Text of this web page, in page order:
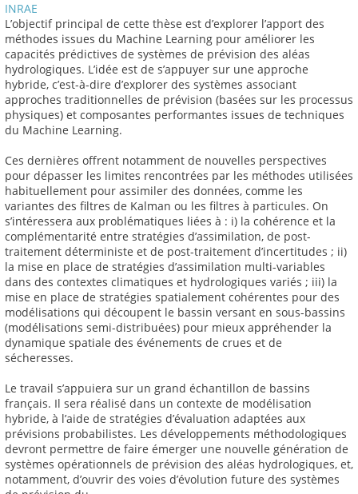
INRAE
L’objectif principal de cette thèse est d’explorer l’apport des
méthodes issues du Machine Learning pour améliorer les
capacités prédictives de systèmes de prévision des aléas
hydrologiques. L’idée est de s’appuyer sur une approche
hybride, c’est-à-dire d’explorer des systèmes associant
approches traditionnelles de prévision (basées sur les processus
physiques) et composantes performantes issues de techniques
du Machine Learning.
Ces dernières offrent notamment de nouvelles perspectives
pour dépasser les limites rencontrées par les méthodes utilisées
habituellement pour assimiler des données, comme les
variantes des filtres de Kalman ou les filtres à particules. On
s’intéressera aux problématiques liées à : i) la cohérence et la
complémentarité entre stratégies d’assimilation, de post-
traitement déterministe et de post-traitement d’incertitudes ; ii)
la mise en place de stratégies d’assimilation multi-variables
dans des contextes climatiques et hydrologiques variés ; iii) la
mise en place de stratégies spatialement cohérentes pour des
modélisations qui découpent le bassin versant en sous-bassins
(modélisations semi-distribuées) pour mieux appréhender la
dynamique spatiale des événements de crues et de
sécheresses.
Le travail s’appuiera sur un grand échantillon de bassins
français. Il sera réalisé dans un contexte de modélisation
hybride, à l’aide de stratégies d’évaluation adaptées aux
prévisions probabilistes. Les développements méthodologiques
devront permettre de faire émerger une nouvelle génération de
systèmes opérationnels de prévision des aléas hydrologiques, et,
notamment, d’ouvrir des voies d’évolution future des systèmes